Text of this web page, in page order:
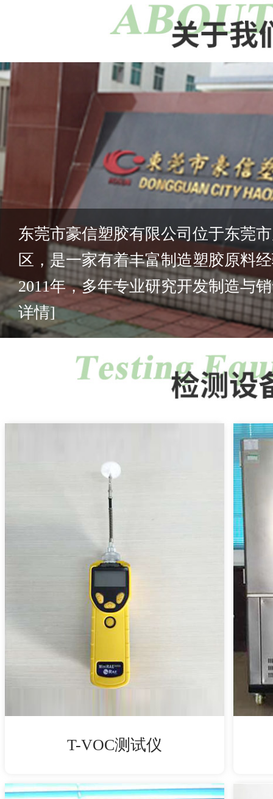
东莞市豪信塑胶有限公司位于东莞
区，是一家有着丰富制造塑胶原料
2011年，多年专业研究开发制造与
详情]
T-VOC测试仪